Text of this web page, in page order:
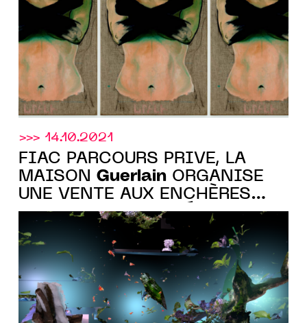
>>> 14.10.2021
FIAC PARCOURS PRIVÉ, LA
MAISON Guerlain ORGANISE
UNE VENTE AUX ENCHÈRES
D’ŒUVRES CERTIFIÉES NFT
DANS LE CADRE DE SON
EXPOSITION « QUAND LA
MATIERE DEVIENT ART »